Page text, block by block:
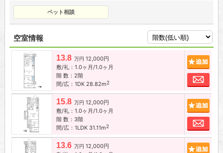
ペット相談
空室情報
13.8 万円 12,000円
敷/礼：1.0ヶ月/1.0ヶ月
階 数：2階
間/広：1DK 28.82m2
追加
お
15.8 万円 12,000円
敷/礼：1.0ヶ月/1.0ヶ月
階 数：3階
間/広：1LDK 31.11m2
お
13.6 万円 12,000円